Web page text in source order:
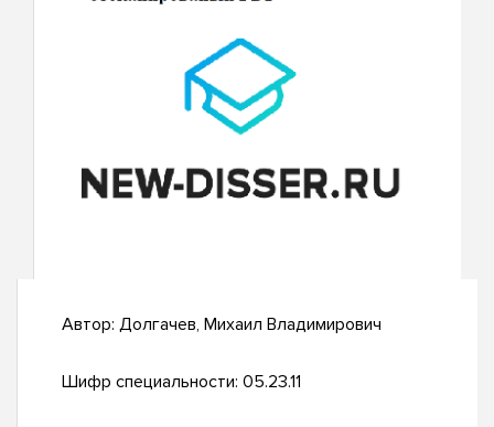
Автор: Долгачев, Михаил Владимирович
Шифр специальности: 05.23.11